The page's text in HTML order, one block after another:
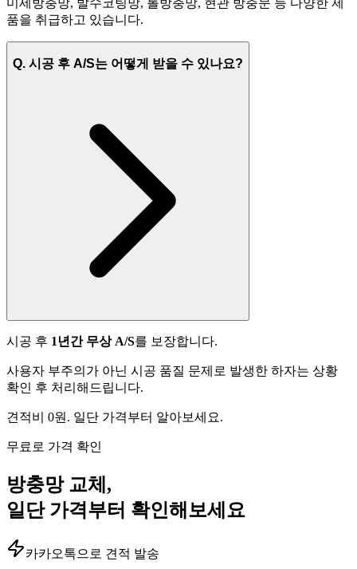
품을 취급하고 있습니다.
Q. 시공 후 A/S는 어떻게 받을 수 있나요?
시공 후 1년간 무상 A/S를 보장합니다.
사용자 부주의가 아닌 시공 품질 문제로 발생한 하자는 상황
확인 후 처리해드립니다.
견적비 0원. 일단 가격부터 알아보세요.
무료로 가격 확인
방충망 교체,
일단 가격부터 확인해보세요
카카오톡으로 견적 발송